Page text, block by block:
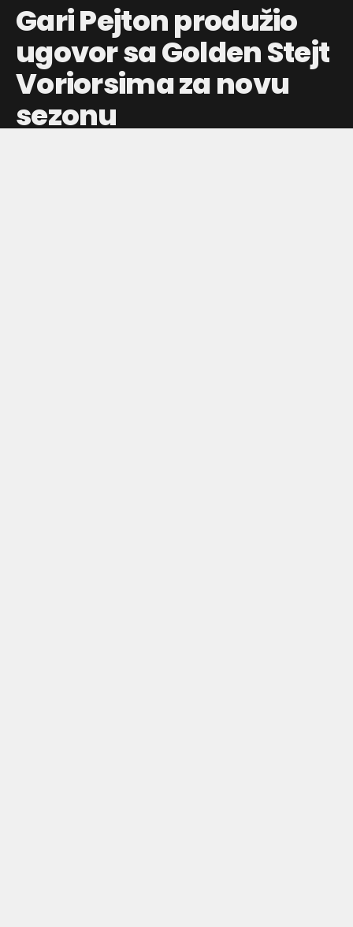
Gari Pejton produžio
ugovor sa Golden Stejt
Voriorsima za novu
sezonu